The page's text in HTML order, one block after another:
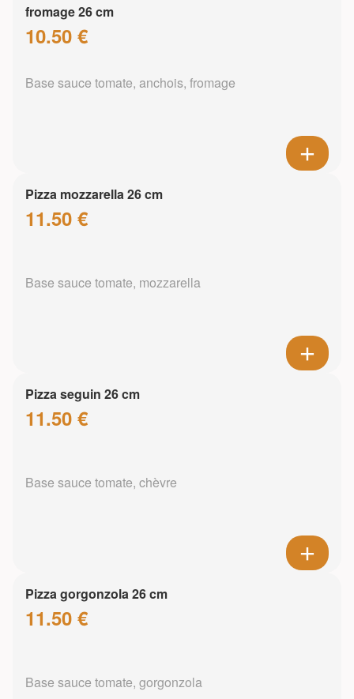
fromage 26 cm
10.50 €
Base sauce tomate, anchois, fromage
Pizza mozzarella 26 cm
11.50 €
Base sauce tomate, mozzarella
Pizza seguin 26 cm
11.50 €
Base sauce tomate, chèvre
Pizza gorgonzola 26 cm
11.50 €
Base sauce tomate, gorgonzola